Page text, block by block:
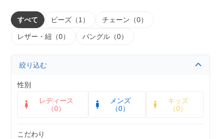
すべて ビーズ（1） チェーン（0）
レザー・紐（0） バングル（0）
絞り込む
性別
レディース
（0）
メンズ
（0）
キッズ
（0）
こだわり